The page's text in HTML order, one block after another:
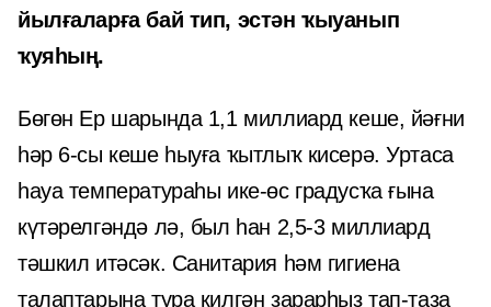
йылғаларға бай тип, эстән ҡыуанып
ҡуяһың.
Бөгөн Ер шарында 1,1 миллиард кеше, йәғни
һәр 6-сы кеше һыуға ҡытлыҡ кисерә. Уртаса
һауа температураһы ике-өс градусҡа ғына
күтәрелгәндә лә, был һан 2,5-3 миллиард
тәшкил итәсәк. Санитария һәм гигиена
талаптарына тура килгән зарарһыҙ тап-таҙа